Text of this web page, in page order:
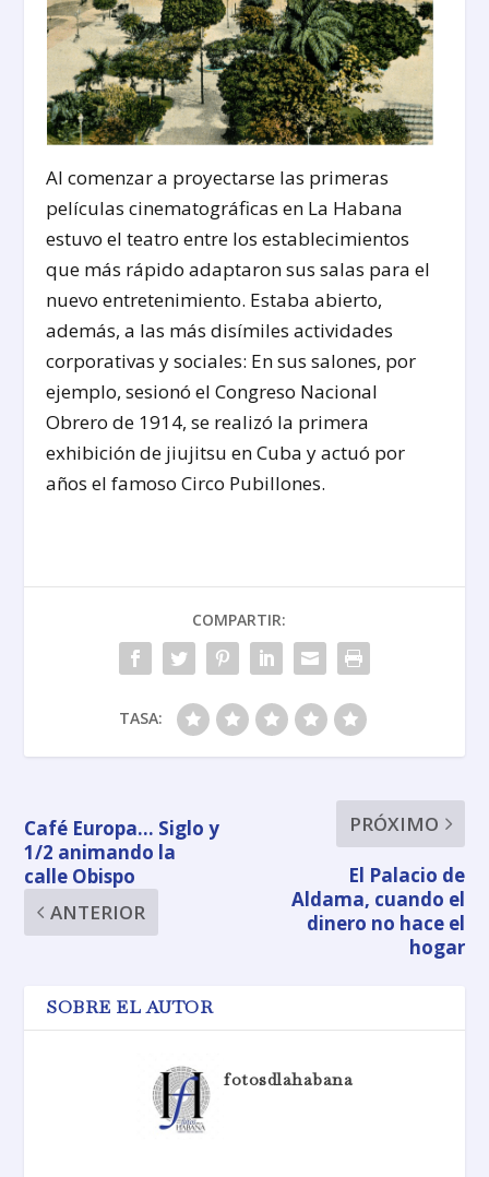
Al comenzar a proyectarse las primeras
películas cinematográficas en La Habana
estuvo el teatro entre los establecimientos
que más rápido adaptaron sus salas para el
nuevo entretenimiento. Estaba abierto,
además, a las más disímiles actividades
corporativas y sociales: En sus salones, por
ejemplo, sesionó el Congreso Nacional
Obrero de 1914, se realizó la primera
exhibición de jiujitsu en Cuba y actuó por
años el famoso Circo Pubillones.
COMPARTIR:
TASA:
Café Europa… Siglo y
1/2 animando la
calle Obispo
ANTERIOR
PRÓXIMO
El Palacio de
Aldama, cuando el
dinero no hace el
hogar
SOBRE EL AUTOR
fotosdlahabana